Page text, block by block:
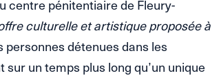
centre pénitentiaire de Fleury-
culturelle et artistique proposée à
personnes détenues dans les
un temps plus long qu’un unique